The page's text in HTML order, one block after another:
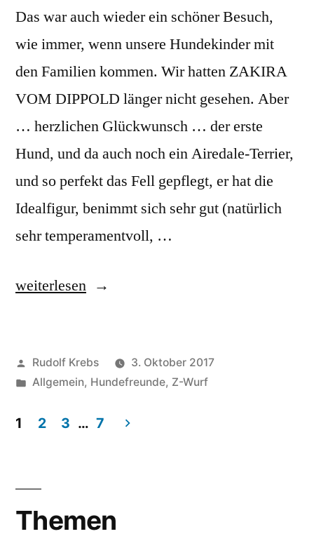
Das war auch wieder ein schöner Besuch,
wie immer, wenn unsere Hundekinder mit
den Familien kommen. Wir hatten ZAKIRA
VOM DIPPOLD länger nicht gesehen. Aber
… herzlichen Glückwunsch … der erste
Hund, und da auch noch ein Airedale-Terrier,
und so perfekt das Fell gepflegt, er hat die
Idealfigur, benimmt sich sehr gut (natürlich
sehr temperamentvoll, …
„ZAKIRA
zu
Besuch,
mit
beiden
weiterlesen
Veröffentlicht
von
Rudolf Krebs
3. Oktober 2017
Veröffentlicht
Allgemein, Hundefreunde, Z-Wurf
1 2 3 … 7
Themen